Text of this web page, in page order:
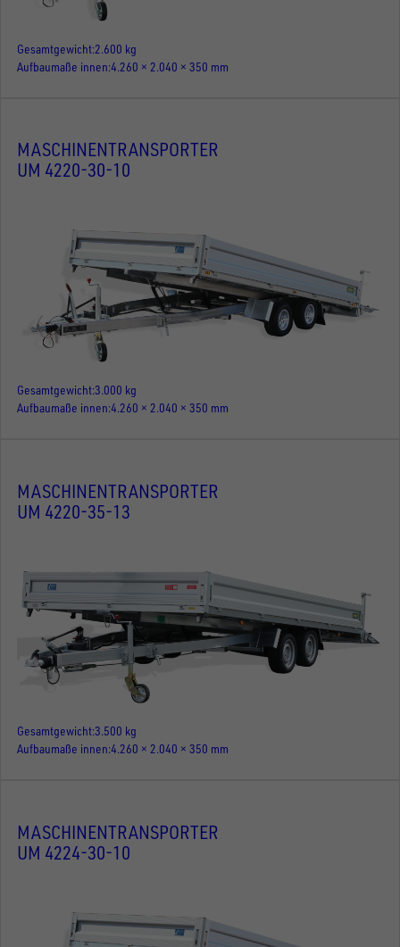
Gesamtgewicht 2.600 kg
Aufbaumaße innen 4.260 × 2.040 × 350 mm
MASCHINENTRANSPORTER
UM 4220-30-10
Gesamtgewicht3.000 kg
Aufbaumaße innen 4.260 × 2.040 × 350 mm
MASCHINENTRANSPORTER
UM 4220-35-13
Gesamtgewicht3.500 kg
Aufbaumaße innen 4.260 × 2.040 × 350 mm
MASCHINENTRANSPORTER
UM 4224-30-10